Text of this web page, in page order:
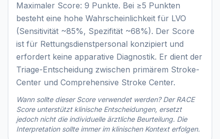
Maximaler Score: 9 Punkte. Bei ≥5 Punkten
besteht eine hohe Wahrscheinlichkeit für LVO
(Sensitivität ~85%, Spezifität ~68%). Der Score
ist für Rettungsdienstpersonal konzipiert und
erfordert keine apparative Diagnostik. Er dient der
Triage-Entscheidung zwischen primärem Stroke-
Center und Comprehensive Stroke Center.
Wann sollte dieser Score verwendet werden? DerRACE
Scoreunterstützt klinische Entscheidungen, ersetzt
jedoch nicht die individuelle ärztliche Beurteilung. Die
Interpretation sollte immer im klinischen Kontext erfolgen.